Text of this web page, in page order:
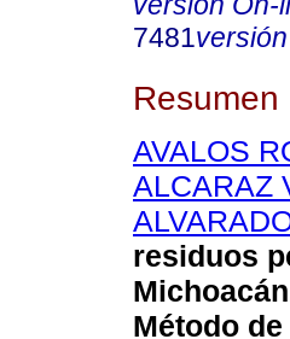
7481
Resumen
AVALOS
ALCARAZ
residuos
Método